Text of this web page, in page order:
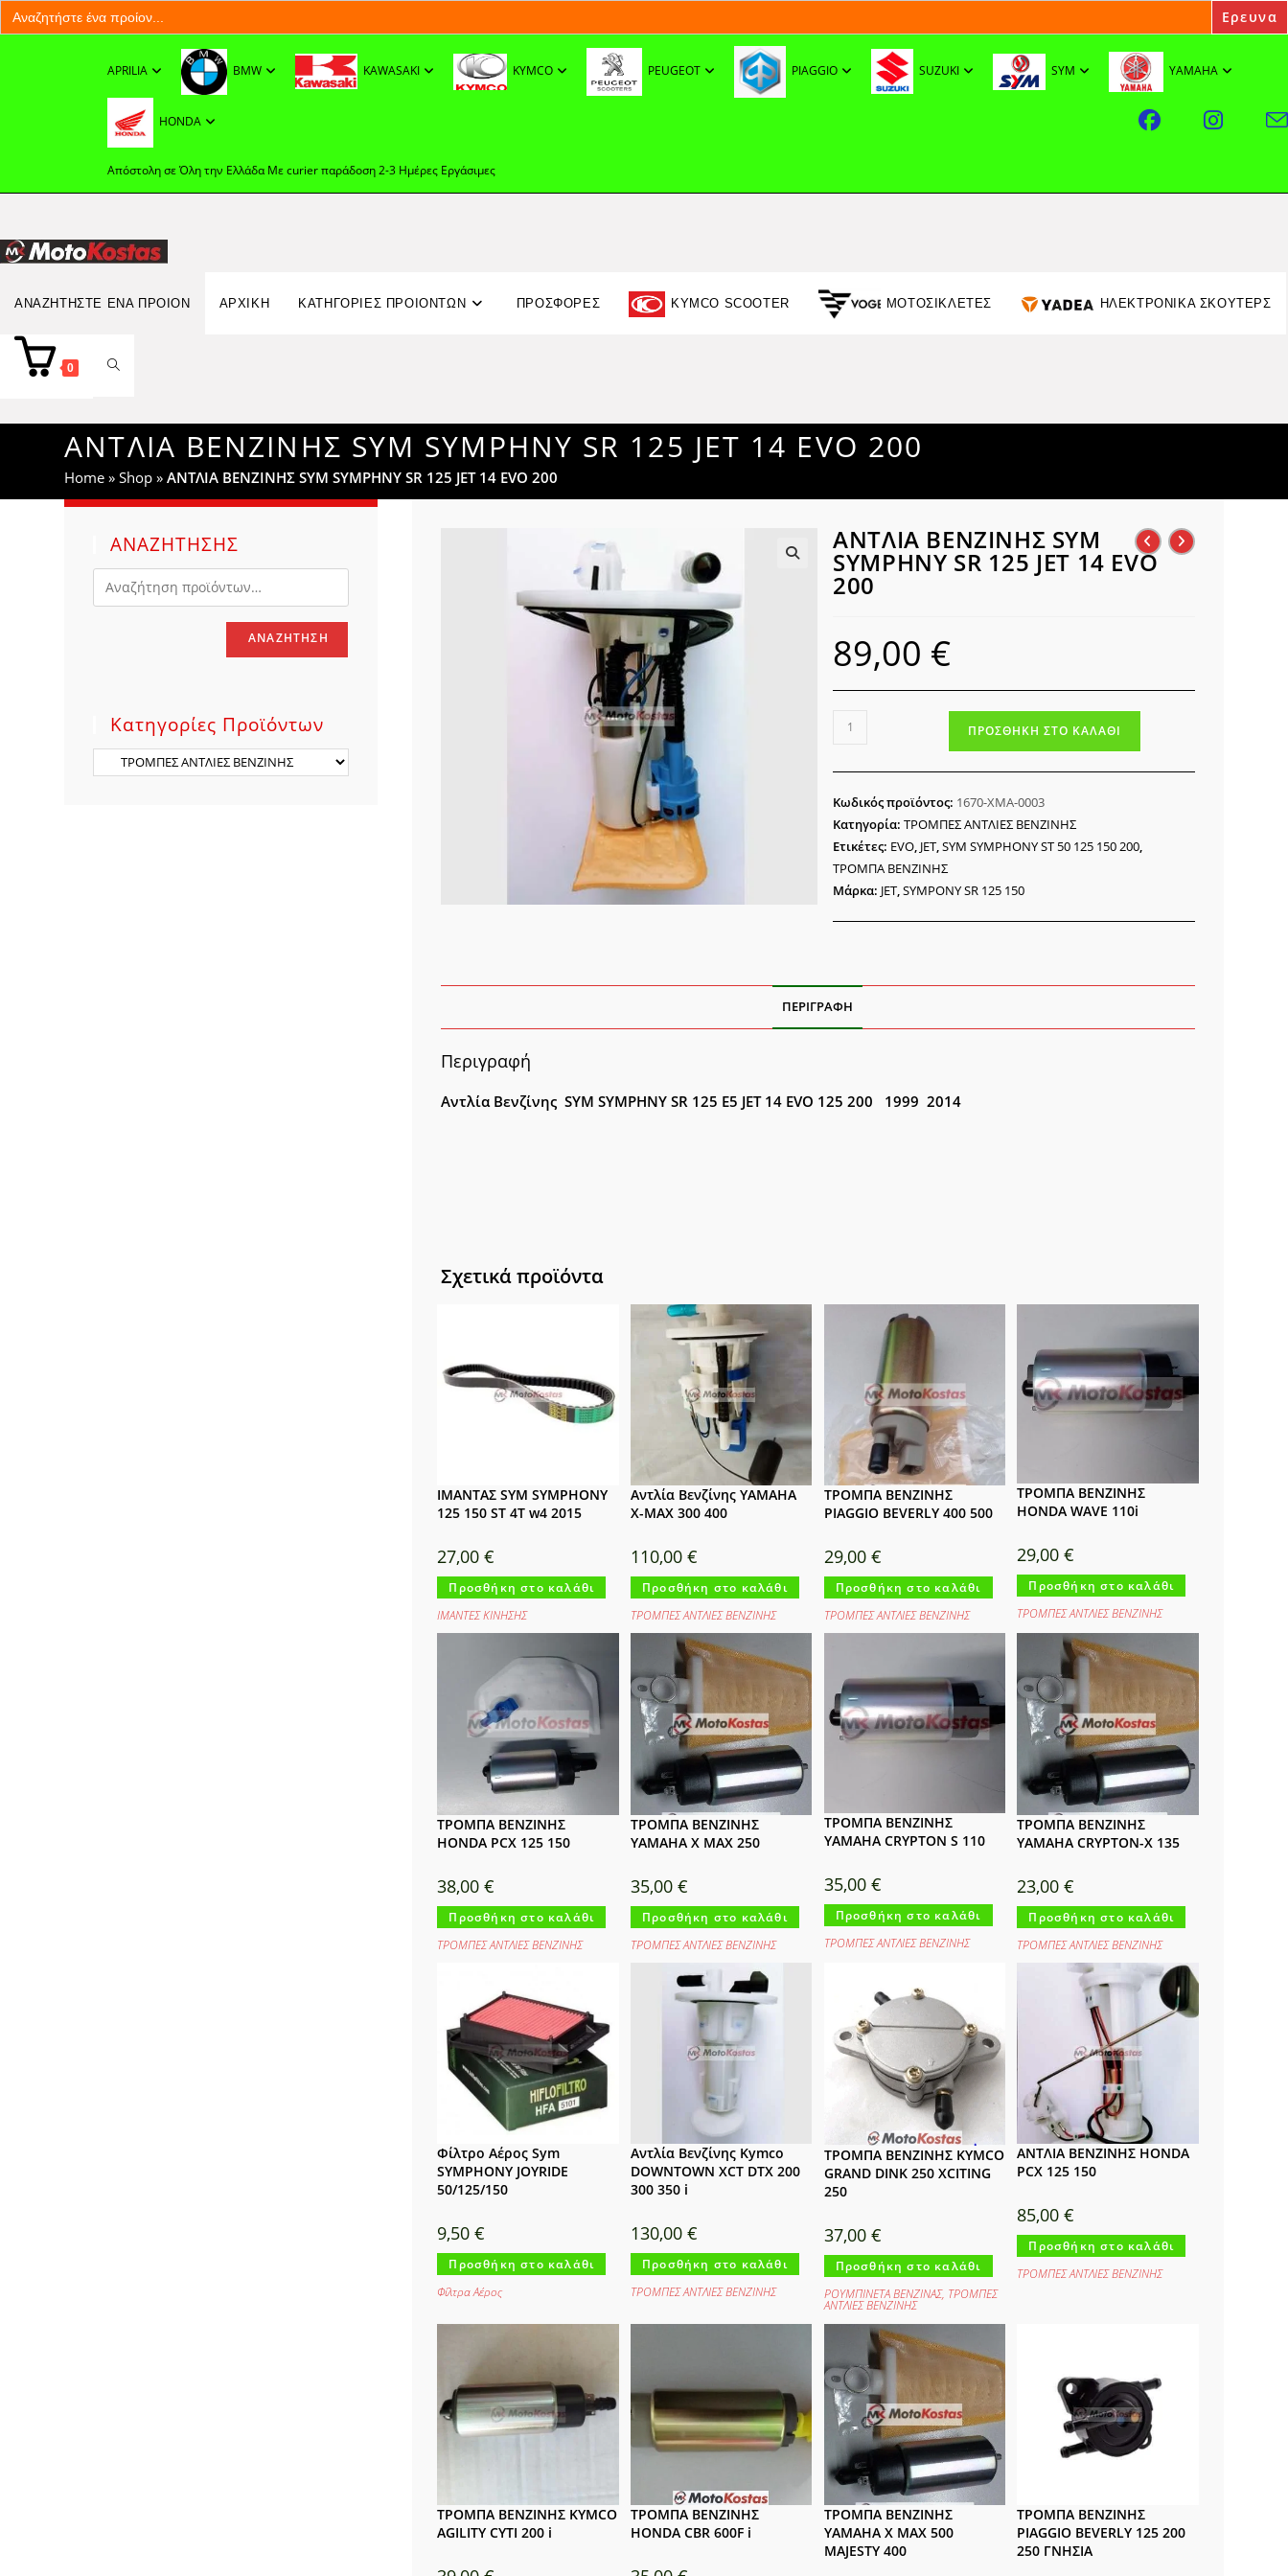
Search
for:
APRILIA BMW KAWASAKI KYMCO PEUGEOT PIAGGIO SUZUKI SYM YAMAHA
HONDA
Απόστολη σε Όλη την Ελλάδα Με curier παράδοση 2-3 Ημέρες Εργάσιμες
ΑΝΑΖΗΤΉΣΤΕ ΈΝΑ ΠΡΟΊΟΝ
Search
for: ΑΡΧΙΚΉ ΚΑΤΗΓΟΡΙΕΣ ΠΡΟΙΟΝΤΩΝ ΠΡΟΣΦΟΡΈΣ KYMCO SCOOTER ΜΟΤΟΣΙΚΛΕΤΕΣ ΗΛΕΚΤΡΟΝΙΚΑ ΣΚΟΥΤΕΡΣ
0 TOGGLE
WEBSITE
SEARCH
ΑΝΤΛΙΑ ΒΕΝΖΙΝΗΣ SYM SYMPHNY SR 125 JET 14 EVO 200
Home »Shop »ΑΝΤΛΙΑ ΒΕΝΖΙΝΗΣ SYM SYMPHNY SR 125 JET 14 EVO 200
ΑΝΤΛΙΑ ΒΕΝΖΙΝΗΣ SYM
SYMPHNY SR 125 JET 14 EVO
200
89,00 €
ΑΝΤΛΙΑ
SYM
SYMPHNY
SR
125
JET
14
ΠΡΟΣΘΉΚΗ ΣΤΟ ΚΑΛΆΘΙ
Κωδικός προϊόντος: 1670-XMA-0003
Κατηγορία:ΤΡΟΜΠΕΣ ΑΝΤΛΙΕΣ ΒΕΝΖΙΝΗΣ
Ετικέτες: EVO, JET,SYM SYMPHONY ST 50 125 150 200,
ΤΡΟΜΠΑ ΒΕΝΖΙΝΗΣ
Μάρκα: JET,SYMPONY SR 125 150
ΠΕΡΙΓΡΑΦΉ
Περιγραφή
Αντλία Βενζίνης SYM SYMPHNY SR 125 E5 JET 14 EVO 125 200 1999 2014
Σχετικά προϊόντα
ΙΜΑΝΤΑΣ SYM SYMPHONY
125 150 ST 4T w4 2015
27,00€
Προσθήκη στο καλάθι
ΙΜΑΝΤΕΣ ΚΙΝΗΣΗΣ
Αντλία Βενζίνης YAMAHA
X-MAX 300 400
110,00€
Προσθήκη στο καλάθι
ΤΡΟΜΠΕΣ ΑΝΤΛΙΕΣ ΒΕΝΖΙΝΗΣ
ΤΡΟΜΠΑ ΒΕΝΖΙΝΗΣ
PIAGGIO BEVERLY 400 500
29,00 €
Προσθήκη στο καλάθι
ΤΡΟΜΠΕΣ ΑΝΤΛΙΕΣ ΒΕΝΖΙΝΗΣ
ΤΡΟΜΠΑ ΒΕΝΖΙΝΗΣ
HONDA WAVE 110i
29,00€
Προσθήκη στο καλάθι
ΤΡΟΜΠΕΣ ΑΝΤΛΙΕΣ ΒΕΝΖΙΝΗΣ
ΤΡΟΜΠΑ ΒΕΝΖΙΝΗΣ
HONDA PCX 125 150
38,00€
Προσθήκη στο καλάθι
ΤΡΟΜΠΕΣ ΑΝΤΛΙΕΣ ΒΕΝΖΙΝΗΣ
ΤΡΟΜΠΑ ΒΕΝΖΙΝΗΣ
YAMAHA X MAX 250
35,00€
Προσθήκη στο καλάθι
ΤΡΟΜΠΕΣ ΑΝΤΛΙΕΣ ΒΕΝΖΙΝΗΣ
ΤΡΟΜΠΑ ΒΕΝΖΙΝΗΣ
YAMAHA CRYPTON S 110
35,00 €
Προσθήκη στο καλάθι
ΤΡΟΜΠΕΣ ΑΝΤΛΙΕΣ ΒΕΝΖΙΝΗΣ
ΤΡΟΜΠΑ ΒΕΝΖΙΝΗΣ
YAMAHA CRYPTON-X 135
23,00€
Προσθήκη στο καλάθι
ΤΡΟΜΠΕΣ ΑΝΤΛΙΕΣ ΒΕΝΖΙΝΗΣ
Φίλτρο Αέρος Sym
SYMPHONY JOYRIDE
50/125/150
9,50€
Προσθήκη στο καλάθι
Φίλτρα Αέρος
Αντλία Βενζίνης Kymco
DOWNTOWN XCT DTX 200
300 350 i
130,00€
Προσθήκη στο καλάθι
ΤΡΟΜΠΕΣ ΑΝΤΛΙΕΣ ΒΕΝΖΙΝΗΣ
ΤΡΟΜΠΑ ΒΕΝΖΙΝΗΣ KYMCO
GRAND DINK 250 XCITING
250
37,00 €
Προσθήκη στο καλάθι
ΡΟΥΜΠΙΝΕΤΑ ΒΕΝΖΙΝΑΣ, ΤΡΟΜΠΕΣ
ΑΝΤΛΙΕΣ ΒΕΝΖΙΝΗΣ
ΑΝΤΛΙΑ ΒΕΝΖΙΝΗΣ HONDA
PCX 125 150
85,00€
Προσθήκη στο καλάθι
ΤΡΟΜΠΕΣ ΑΝΤΛΙΕΣ ΒΕΝΖΙΝΗΣ
ΤΡΟΜΠΑ ΒΕΝΖΙΝΗΣ KYMCO
AGILITY CYTI 200 i
ΤΡΟΜΠΑ ΒΕΝΖΙΝΗΣ
HONDA CBR 600F i
ΤΡΟΜΠΑ ΒΕΝΖΙΝΗΣ
YAMAHA X MAX 500
MAJESTY 400
ΤΡΟΜΠΑ ΒΕΝΖΙΝΗΣ
PIAGGIO BEVERLY 125 200
250 ΓΝΗΣΙΑ
ΑΝΑΖΗΤΗΣΗΣ
ΑΝΑΖΉΤΗΣΗ
Κατηγορίες Προϊόντων